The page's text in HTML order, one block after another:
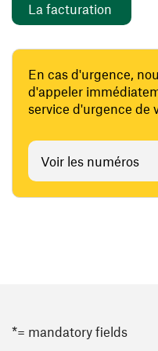
La facturation
En cas d'urgence,
d'appeler
service d'urgence de
Voir les numéros
*= mandatory fields